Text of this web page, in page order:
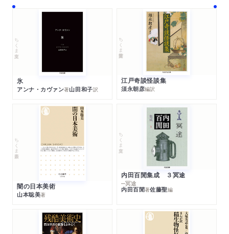
ちくま文庫
氷
アンナ・カヴァン著山田和子訳
ちくま学芸文庫
江戸奇談怪談集
須永朝彦編訳
ちくま新書
闇の日本美術
山本聡美著
ちくま文庫
内田百閒集成 ３冥途
─冥途
内田百閒著佐藤聖編